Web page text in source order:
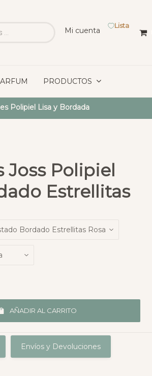
Mi cuenta
Lista
PRODUCTOS
Polipiel Lisa y Bordada
Joss Polipiel
Estrellitas
AÑADIR AL CARRITO
Envíos y Devoluciones